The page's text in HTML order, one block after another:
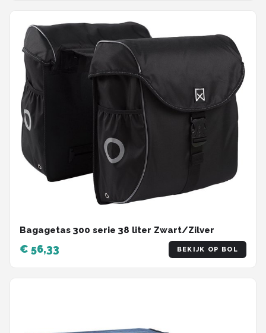
Bagagetas 300 serie 38 liter Zwart/Zilver
€ 56,33 BEKIJK OP BOL